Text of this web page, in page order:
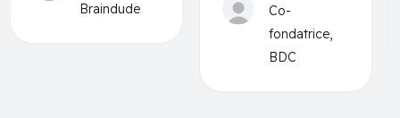
Braindude
Co-
fondatrice,
BDC